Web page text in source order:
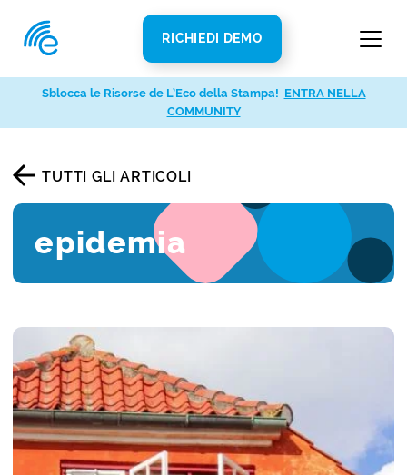
RICHIEDI DEMO
TUTTI GLI ARTICOLI
epidemia
Sblocca le Risorse de L’Eco della Stampa! ENTRA NELLA
COMMUNITY